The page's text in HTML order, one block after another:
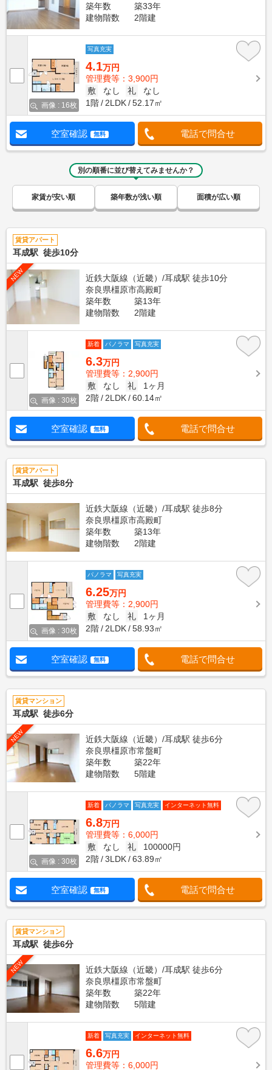
築年数
築33年
建物階数
2階建
画像 : 16枚
写真充実
4.1万円
管理費等：3,900円
敷
なし 礼
なし
1階
2LDK 52.17㎡
空室確認 無料 電話で問合せ
別の順番に並び替えてみませんか？
家賃が安い順 築年数が浅い順 面積が広い順
賃貸アパート
耳成駅 徒歩10分
NEW
近鉄大阪線（近畿）/耳成駅 徒歩10分
奈良県橿原市高殿町
築年数
築13年
建物階数
2階建
画像 : 30枚
新着 パノラマ 写真充実
6.3万円
管理費等：2,900円
敷
なし 礼
1ヶ月
2階
2LDK 60.14㎡
空室確認 無料 電話で問合せ
賃貸アパート
耳成駅 徒歩8分
近鉄大阪線（近畿）/耳成駅 徒歩8分
奈良県橿原市高殿町
築年数
築13年
建物階数
2階建
画像 : 30枚
パノラマ 写真充実
6.25万円
管理費等：2,900円
敷
なし 礼
1ヶ月
2階
2LDK 58.93㎡
空室確認 無料 電話で問合せ
賃貸マンション
耳成駅 徒歩6分
NEW
近鉄大阪線（近畿）/耳成駅 徒歩6分
奈良県橿原市常盤町
築年数
築22年
建物階数
5階建
画像 : 30枚
新着 パノラマ 写真充実 インターネット無料
6.8万円
管理費等：6,000円
敷
なし 礼
100000円
2階
3LDK 63.89㎡
空室確認 無料 電話で問合せ
賃貸マンション
耳成駅 徒歩6分
NEW
近鉄大阪線（近畿）/耳成駅 徒歩6分
奈良県橿原市常盤町
築年数
築22年
建物階数
5階建
新着 写真充実 インターネット無料
6.6万円
管理費等：6,000円